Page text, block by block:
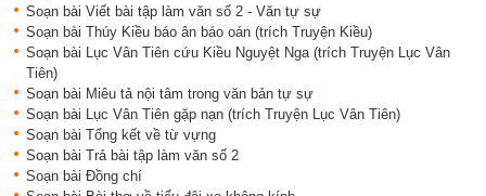
Soạn bài Viết bài tập làm văn số 2 - Văn tự sự
Soạn bài Thúy Kiều báo ân báo oán (trích Truyện Kiều)
Soạn bài Lục Vân Tiên cứu Kiều Nguyệt Nga (trích Truyện Lục Vân
Tiên)
Soạn bài Miêu tả nội tâm trong văn bản tự sự
Soạn bài Lục Vân Tiên gặp nạn (trích Truyện Lục Vân Tiên)
Soạn bài Tổng kết về từ vựng
Soạn bài Trả bài tập làm văn số 2
Soạn bài Đồng chí